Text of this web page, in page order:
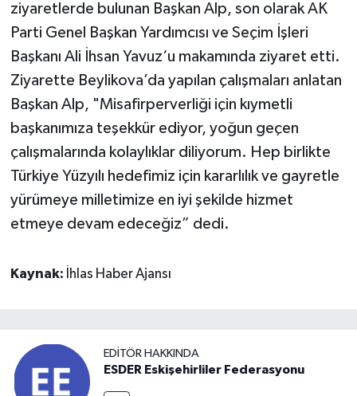
ziyaretlerde bulunan Başkan Alp, son olarak AK
Parti Genel Başkan Yardımcısı ve Seçim İşleri
Başkanı Ali İhsan Yavuz‘u makamında ziyaret etti.
Ziyarette Beylikova’da yapılan çalışmaları anlatan
Başkan Alp, "Misafirperverliği için kıymetli
başkanımıza teşekkür ediyor, yoğun geçen
çalışmalarında kolaylıklar diliyorum. Hep birlikte
Türkiye Yüzyılı hedefimiz için kararlılık ve gayretle
yürümeye milletimize en iyi şekilde hizmet
etmeye devam edeceğiz” dedi.
Kaynak: İhlas Haber Ajansı
EDITÖR HAKKINDA
ESDER Eskişehirliler Federasyonu